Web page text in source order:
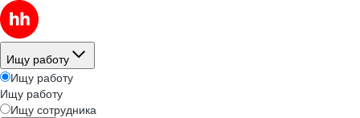
Ищу работу
Ищу работу
Ищу работу
Ищу сотрудника